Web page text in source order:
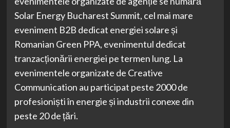
Solar Energy Bucharest Summit, cel mai mare
eveniment B2B dedicat energiei solare și
Romanian Green PPA, evenimentul dedicat
tranzacționării energiei pe termen lung. La
evenimentele organizate de Creative
Communication au participat peste 2000 de
profesioniști în energie și industrii conexe din
peste 20 de țări.